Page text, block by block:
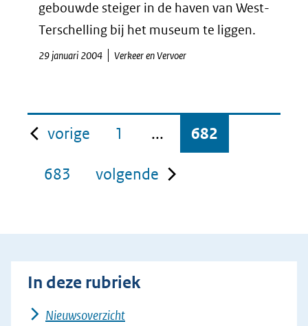
gebouwde steiger in de haven van West-
Terschelling bij het museum te liggen.
29 januari 2004 Verkeer en Vervoer
vorige pagina
1 ... 682
683 volgende pagina
In deze rubriek
Nieuwsoverzicht